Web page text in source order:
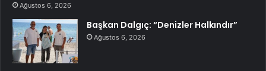
Ağustos 6, 2026
Başkan Dalgıç: “Denizler Halkındır”
Ağustos 6, 2026